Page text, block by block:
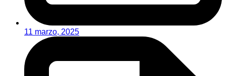
11 marzo, 2025